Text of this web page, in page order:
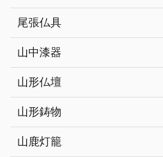
尾張仏具
山中漆器
山形仏壇
山形鋳物
山鹿灯籠